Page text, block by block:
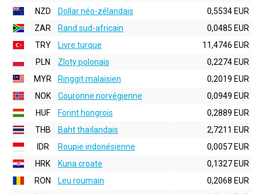
NZD
Dollar néo-zélandais
0,5534 EUR
ZAR
Rand sud-africain
0,0485 EUR
TRY
Livre turque
11,4746 EUR
PLN
Zloty polonais
0,2274 EUR
MYR
Ringgit malaisien
0,2019 EUR
NOK
Couronne norvégienne
0,0949 EUR
HUF
Forint hongrois
0,2889 EUR
THB
Baht thaïlandais
2,7211 EUR
IDR
Roupie indonésienne
0,0057 EUR
HRK
Kuna croate
0,1327 EUR
RON
Leu roumain
0,2068 EUR